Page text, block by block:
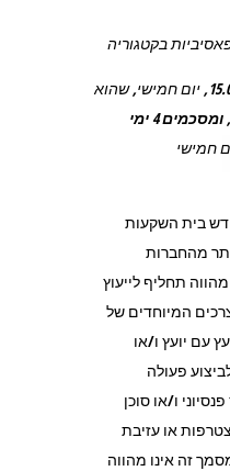
בקטגוריה
* כל הנתונים נכונים ל-15.08.19, יום חמישי, שהוא
ומסכמים 4 ימי
דש בית השקעות
מהחברות
תחליף לייעוץ
המיוחדים של
עם יועץ ו/או
פעולה
ו/או סוכן
או עזיבת
זה אינו מהווה